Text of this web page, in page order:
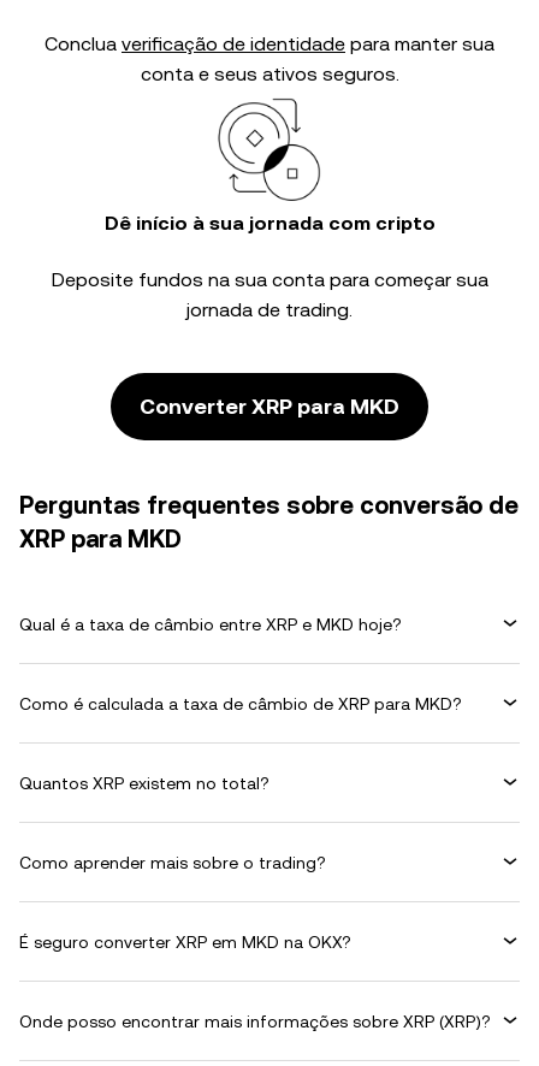
Conclua verificação de identidade para manter sua
conta e seus ativos seguros.
Dê início à sua jornada com cripto
Deposite fundos na sua conta para começar sua
jornada de trading.
Converter XRP para MKD
Perguntas frequentes sobre conversão de
XRP para MKD
Qual é a taxa de câmbio entre XRP e MKD hoje?
Como é calculada a taxa de câmbio de XRP para MKD?
Quantos XRP existem no total?
Como aprender mais sobre o trading?
É seguro converter XRP em MKD na OKX?
Onde posso encontrar mais informações sobre XRP (XRP)?